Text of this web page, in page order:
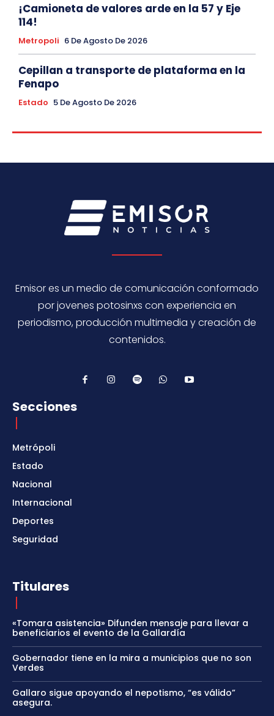
¡Camioneta de valores arde en la 57 y Eje
114!
Metropoli 6 De Agosto De 2026
Cepillan a transporte de plataforma en la
Fenapo
Estado 5 De Agosto De 2026
Emisor es un medio de comunicación conformado
por jovenes potosinxs con experiencia en
periodismo, producción multimedia y creación de
contenidos.
Secciones
Metrópoli
Estado
Nacional
Internacional
Deportes
Seguridad
Titulares
«Tomara asistencia» Difunden mensaje para llevar a
beneficiarios el evento de la Gallardía
Gobernador tiene en la mira a municipios que no son
Verdes
Gallaro sigue apoyando el nepotismo, “es válido”
asegura.